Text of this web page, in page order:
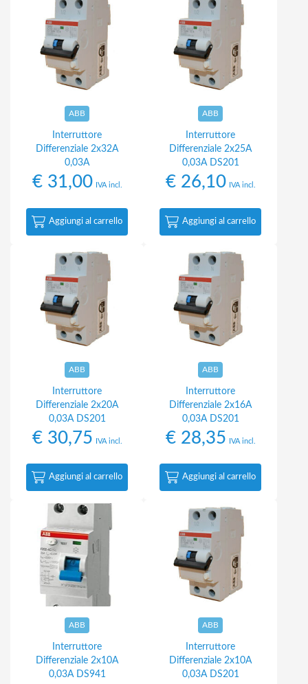
ABB
Interruttore
Differenziale 2x32A
0,03A
€31,00 IVA incl.
Aggiungi al carrello
ABB
Interruttore
Differenziale 2x25A
0,03A DS201
€26,10 IVA incl.
Aggiungi al carrello
ABB
Interruttore
Differenziale 2x20A
0,03A DS201
€30,75 IVA incl.
Aggiungi al carrello
ABB
Interruttore
Differenziale 2x16A
0,03A DS201
€28,35 IVA incl.
Aggiungi al carrello
ABB
Interruttore
Differenziale 2x10A
0,03A DS941
ABB
Interruttore
Differenziale 2x10A
0,03A DS201